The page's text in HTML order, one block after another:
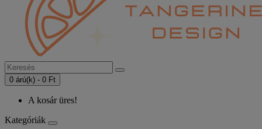
0 árú(k) - 0 Ft
A kosár üres!
Kategóriák